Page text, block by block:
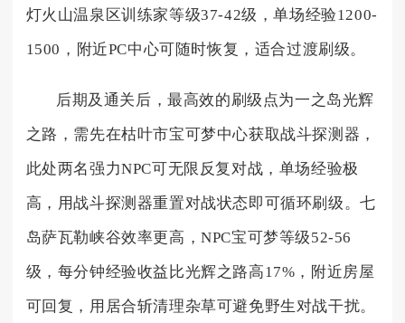
灯火山温泉区训练家等级37-42级，单场经验1200-
1500，附近PC中心可随时恢复，适合过渡刷级。
后期及通关后，最高效的刷级点为一之岛光辉
之路，需先在枯叶市宝可梦中心获取战斗探测器，
此处两名强力NPC可无限反复对战，单场经验极
高，用战斗探测器重置对战状态即可循环刷级。七
岛萨瓦勒峡谷效率更高，NPC宝可梦等级52-56
级，每分钟经验收益比光辉之路高17%，附近房屋
可回复，用居合斩清理杂草可避免野生对战干扰。